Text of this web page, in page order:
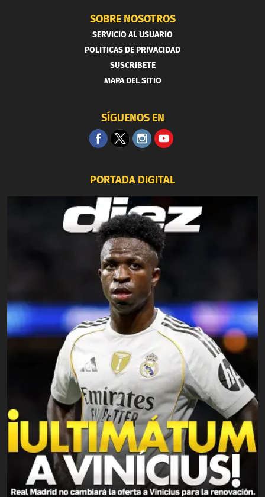
SOBRE NOSOTROS
SERVICIO AL USUARIO
POLITICAS DE PRIVACIDAD
SUSCRIBETE
MAPA DEL SITIO
SÍGUENOS EN
PORTADA DIGITAL